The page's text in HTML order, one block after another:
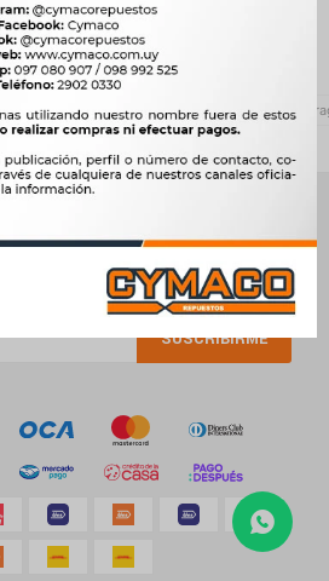
de cambios Disco de embrague
Embrague y caja de cambios Disco de
todas nuestras novedades!
SUSCRIBIRME